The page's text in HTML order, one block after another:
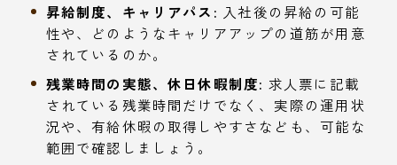
昇給制度、キャリアパス: 入社後の昇給の可能
性や、どのようなキャリアアップの道筋が用意
されているのか。
残業時間の実態、休日休暇制度: 求人票に記載
されている残業時間だけでなく、実際の運用状
況や、有給休暇の取得しやすさなども、可能な
範囲で確認しましょう。